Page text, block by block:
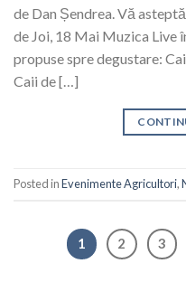
de Dan Șendrea. Vă
de Joi, 18 Mai Muzica Live
propuse spre degustare:
Caii de […]
Posted inEvenimente Agricultori,
1 2 3